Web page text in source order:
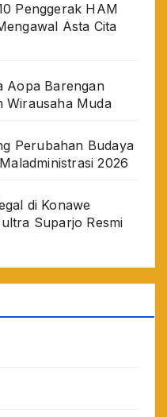
Penggerak HAM
Asta Cita
Aopa Barengan
Wirausaha Muda
Perubahan Budaya
2026
di Konawe
Suparjo Resmi